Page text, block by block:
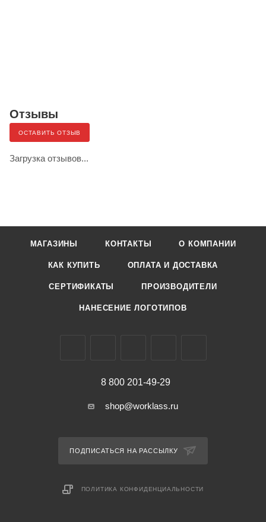
Отзывы
ОСТАВИТЬ ОТЗЫВ
Загрузка отзывов...
МАГАЗИНЫ КОНТАКТЫ О КОМПАНИИ
КАК КУПИТЬ ОПЛАТА И ДОСТАВКА
СЕРТИФИКАТЫ ПРОИЗВОДИТЕЛИ
НАНЕСЕНИЕ ЛОГОТИПОВ
8 800 201-49-29
shop@worklass.ru
ПОДПИСАТЬСЯ НА РАССЫЛКУ
ПОЛИТИКА КОНФИДЕНЦИАЛЬНОСТИ